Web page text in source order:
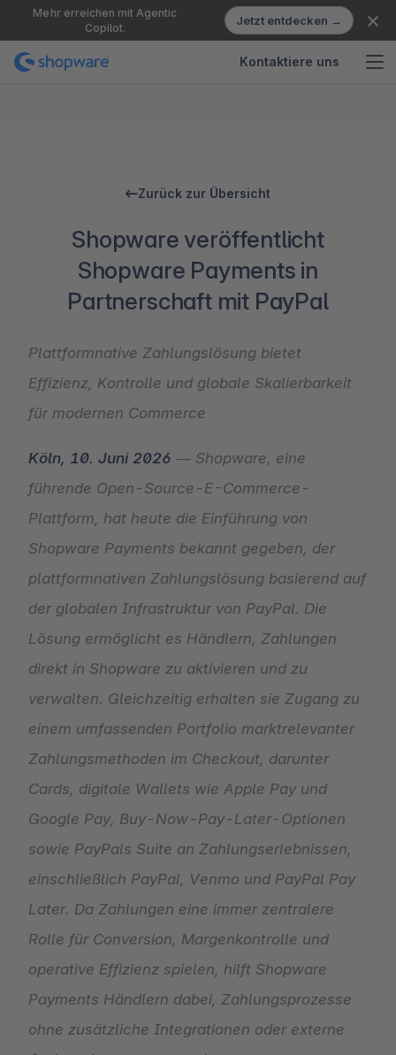
Mehr erreichen mit Agentic
Copilot.
Jetzt entdecken →
Kontaktiere uns
Zurück zur Übersicht
Shopware veröffentlicht
Shopware Payments in
Partnerschaft mit PayPal
Plattformnative Zahlungslösung bietet
Effizienz, Kontrolle und globale Skalierbarkeit
für modernen Commerce
Köln, 10. Juni 2026 — Shopware, eine
führende Open-Source-E-Commerce-
Plattform, hat heute die Einführung von
Shopware Payments bekannt gegeben, der
plattformnativen Zahlungslösung basierend auf
der globalen Infrastruktur von PayPal. Die
Lösung ermöglicht es Händlern, Zahlungen
direkt in Shopware zu aktivieren und zu
verwalten. Gleichzeitig erhalten sie Zugang zu
einem umfassenden Portfolio marktrelevanter
Zahlungsmethoden im Checkout, darunter
Cards, digitale Wallets wie Apple Pay und
Google Pay, Buy-Now-Pay-Later-Optionen
sowie PayPals Suite an Zahlungserlebnissen,
einschließlich PayPal, Venmo und PayPal Pay
Later. Da Zahlungen eine immer zentralere
Rolle für Conversion, Margenkontrolle und
operative Effizienz spielen, hilft Shopware
Payments Händlern dabei, Zahlungsprozesse
ohne zusätzliche Integrationen oder externe